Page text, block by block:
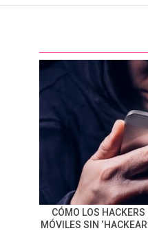
CÓMO LOS
MÓVILES SIN